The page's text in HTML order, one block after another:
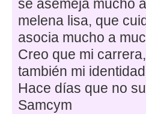
se asemeja mucho
melena lisa, que
asocia mucho a
Creo que mi
también mi
Hace días que no
Samcym